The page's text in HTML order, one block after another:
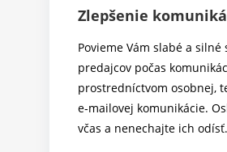
Zlepšenie
Povieme Vám slabé a silné
predajcov počas
prostredníctvom osobnej,
e‑mailovej komunikácie.
včas a nenechajte ich odísť.